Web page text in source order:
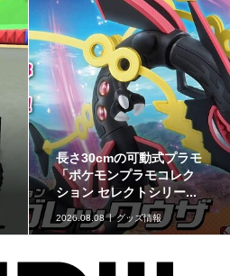
最初のパートナーポケモ
ンなど30種！「ポケット
モンスター30周年 ミニ...
2026.08.07 グッズ情報